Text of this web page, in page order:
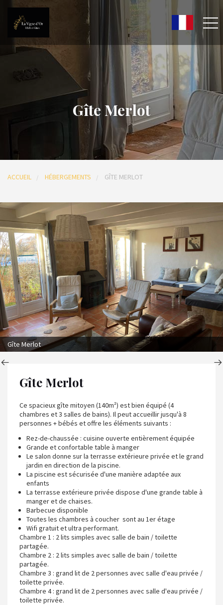
Gîte Merlot
ACCUEIL HÉBERGEMENTS GÎTE MERLOT
Gîte Merlot
Gîte Merlot
Ce spacieux gîte mitoyen (140m²) est bien équipé (4
chambres et 3 salles de bains). Il peut accueillir jusqu'à 8
personnes + bébés et offre les éléments suivants :
Rez-de-chaussée : cuisine ouverte entièrement équipée
Grande et confortable table à manger
Le salon donne sur la terrasse extérieure privée et le grand
jardin en direction de la piscine.
La piscine est sécurisée d'une manière adaptée aux
enfants
La terrasse extérieure privée dispose d'une grande table à
manger et de chaises.
Barbecue disponible
Toutes les chambres à coucher sont au 1er étage
Wifi gratuit et ultra performant.
Chambre 1 : 2 lits simples avec salle de bain / toilette
partagée.
Chambre 2 : 2 lits simples avec salle de bain / toilette
partagée.
Chambre 3 : grand lit de 2 personnes avec salle d'eau privée /
toilette privée.
Chambre 4 : grand lit de 2 personnes avec salle d'eau privée /
toilette privée.